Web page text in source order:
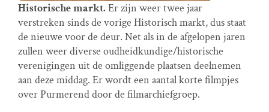
Historische markt. Er zijn weer twee jaar
verstreken sinds de vorige Historisch markt, dus staat
de nieuwe voor de deur. Net als in de afgelopen jaren
zullen weer diverse oudheidkundige/historische
verenigingen uit de omliggende plaatsen deelnemen
aan deze middag. Er wordt een aantal korte filmpjes
over Purmerend door de filmarchiefgroep.